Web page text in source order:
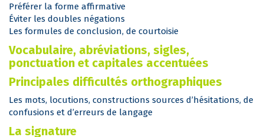
Préférer la forme affirmative
Éviter les doubles négations
Les formules de conclusion, de courtoisie
Vocabulaire, abréviations, sigles,
ponctuation et capitales accentuées
Principales difficultés orthographiques
Les mots, locutions, constructions sources d’hésitations, de
confusions et d’erreurs de langage
La signature